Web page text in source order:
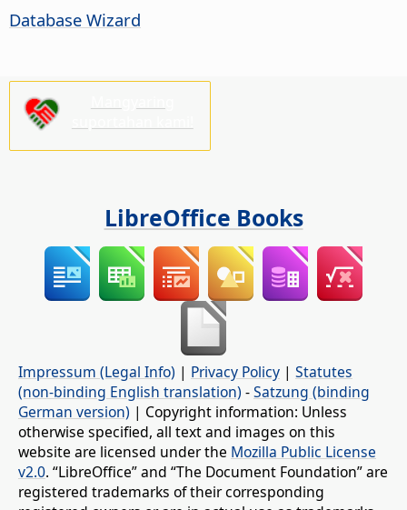
Database Wizard
LibreOffice Books
Impressum (Legal Info) | Privacy Policy | Statutes
(non-binding English translation) -Satzung (binding
German version) | Copyright information: Unless
otherwise specified, all text and images on this
website are licensed under the Mozilla Public License
v2.0. “LibreOffice” and “The Document Foundation” are
registered trademarks of their corresponding